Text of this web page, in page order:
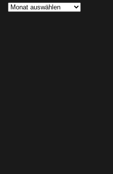
Archive: